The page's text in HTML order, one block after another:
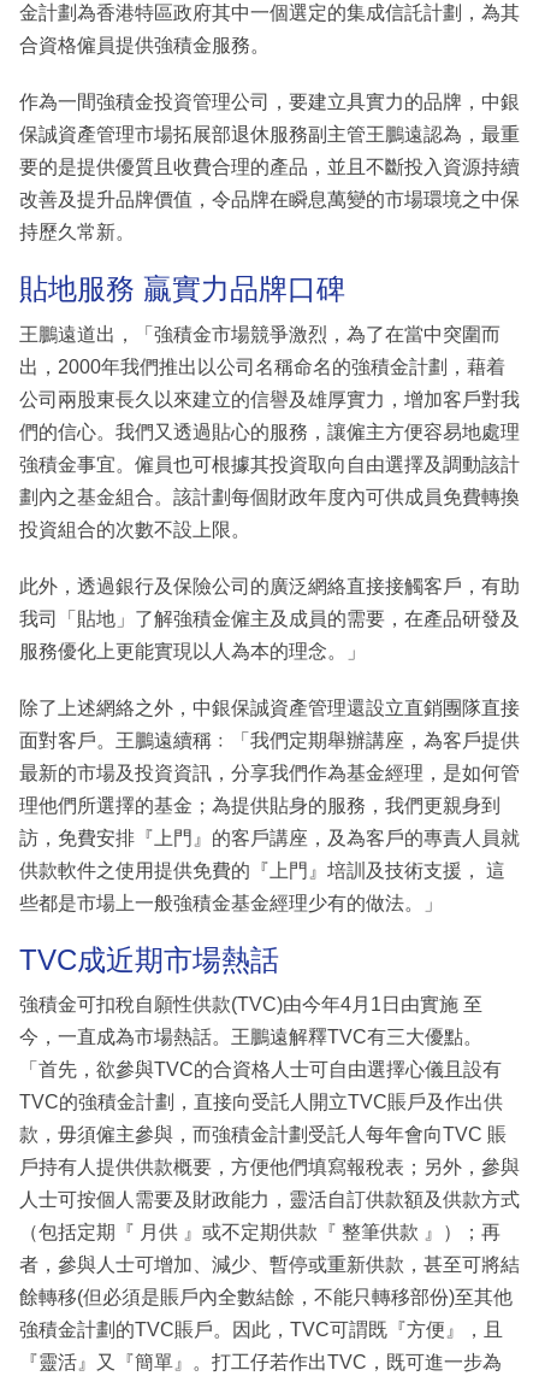
閱
專
區
金計劃為香港特區政府其中一個選定的集成信託計劃，為其
合資格僱員提供強積金服務。
作為一間強積金投資管理公司，要建立具實力的品牌，中銀
保誠資產管理市場拓展部退休服務副主管王鵬遠認為，最重
要的是提供優質且收費合理的產品，並且不斷投入資源持續
改善及提升品牌價值，令品牌在瞬息萬變的市場環境之中保
持歷久常新。
貼地服務 贏實力品牌口碑
王鵬遠道出，「強積金市場競爭激烈，為了在當中突圍而
出，2000年我們推出以公司名稱命名的強積金計劃，藉着
公司兩股東長久以來建立的信譽及雄厚實力，增加客戶對我
們的信心。我們又透過貼心的服務，讓僱主方便容易地處理
強積金事宜。僱員也可根據其投資取向自由選擇及調動該計
劃內之基金組合。該計劃每個財政年度內可供成員免費轉換
投資組合的次數不設上限。
此外，透過銀行及保險公司的廣泛網絡直接接觸客戶，有助
我司「貼地」了解強積金僱主及成員的需要，在產品研發及
服務優化上更能實現以人為本的理念。」
除了上述網絡之外，中銀保誠資產管理還設立直銷團隊直接
面對客戶。王鵬遠續稱﹕「我們定期舉辦講座，為客戶提供
最新的市場及投資資訊，分享我們作為基金經理，是如何管
理他們所選擇的基金；為提供貼身的服務，我們更親身到
訪，免費安排『上門』的客戶講座，及為客戶的專責人員就
供款軟件之使用提供免費的『上門』培訓及技術支援， 這
些都是市場上一般強積金基金經理少有的做法。」
TVC成近期市場熱話
強積金可扣稅自願性供款(TVC)由今年4月1日由實施 至
今，一直成為市場熱話。王鵬遠解釋TVC有三大優點。
「首先，欲參與TVC的合資格人士可自由選擇心儀且設有
TVC的強積金計劃，直接向受託人開立TVC賬戶及作出供
款，毋須僱主參與，而強積金計劃受託人每年會向TVC 賬
戶持有人提供供款概要，方便他們填寫報稅表；另外，參與
人士可按個人需要及財政能力，靈活自訂供款額及供款方式
（包括定期『 月供 』或不定期供款『 整筆供款 』）；再
者，參與人士可增加、減少、暫停或重新供款，甚至可將結
餘轉移(但必須是賬戶內全數結餘，不能只轉移部份)至其他
強積金計劃的TVC賬戶。因此，TVC可謂既『方便』，且
『靈活』又『簡單』。打工仔若作出TVC，既可進一步為